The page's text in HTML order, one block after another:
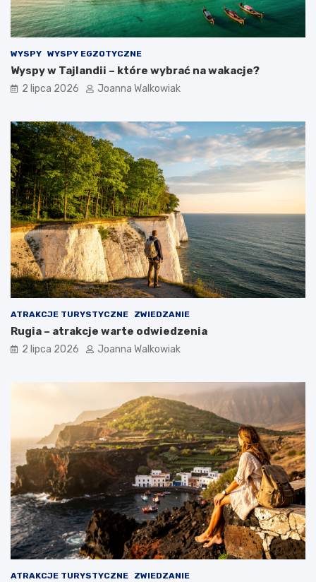
WYSPY WYSPY EGZOTYCZNE
Wyspy w Tajlandii – które wybrać na wakacje?
2 lipca 2026 Joanna Walkowiak
ATRAKCJE TURYSTYCZNE ZWIEDZANIE
Rugia – atrakcje warte odwiedzenia
2 lipca 2026 Joanna Walkowiak
ATRAKCJE TURYSTYCZNE ZWIEDZANIE